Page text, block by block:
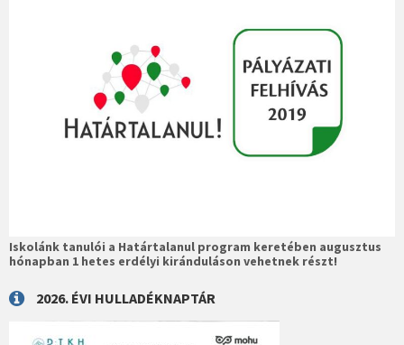
Iskolánk tanulói a Határtalanul program keretében augusztus
hónapban 1 hetes erdélyi kiránduláson vehetnek részt!
2026. ÉVI HULLADÉKNAPTÁR